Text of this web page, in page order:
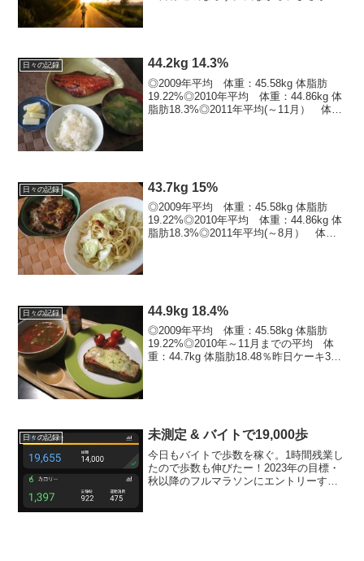
日々の記録 44.2kg 14.3%
◎2009年平均 体重：45.58kg 体脂肪
19.22%◎2010年平均 体重：44.86kg 体
脂肪18.3%◎2011年平均(～11月） 体
日々の記録 43.7kg 15%
◎2009年平均 体重：45.58kg 体脂肪
19.22%◎2010年平均 体重：44.86kg 体
脂肪18.3%◎2011年平均(～8月） 体
日々の記録 44.9kg 18.4%
◎2009年平均 体重：45.58kg 体脂肪
19.22%◎2010年～11月までの平均 体
重：44.7kg 体脂肪18.48％昨日ケーキ3つ
日々の記録 未測定 & バイトで19,000歩
今日もバイトで歩数を稼ぐ。1時間残業し
たので歩数も伸びたー！2023年の目標・
秋以降のフルマラソンにエントリーす